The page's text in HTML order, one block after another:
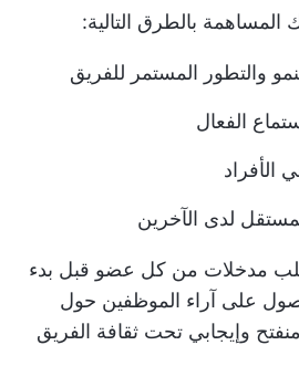
بالطرق التالية:
والتطور المستمر للفريق
الفعال
الأفراد
لدى الآخرين
مدخلات من كل عضو قبل بدء
على آراء الموظفين حول
وإيجابي تحت ثقافة الفريق